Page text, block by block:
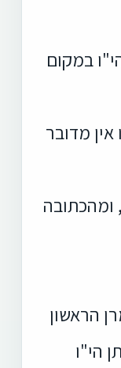
במקום
מדובר
ומהכתובה
הראשון
הי"ו